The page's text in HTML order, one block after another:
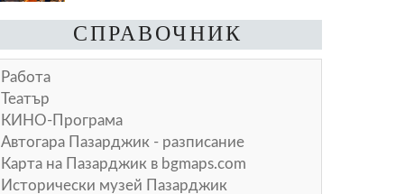
СПРАВОЧНИК
Работа
Театър
КИНО-Програма
Автогара Пазарджик - разписание
Карта на Пазарджик в bgmaps.com
Исторически музей Пазарджик